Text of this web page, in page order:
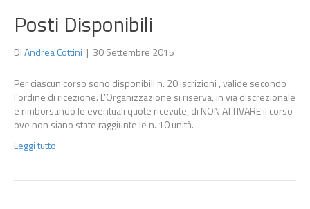
Posti Disponibili
DiAndrea Cottini | 30 Settembre 2015
Per ciascun corso sono disponibili n. 20 iscrizioni , valide secondo
l’ordine di ricezione. L’Organizzazione si riserva, in via discrezionale
e rimborsando le eventuali quote ricevute, di NON ATTIVARE il corso
ove non siano state raggiunte le n. 10 unità.
Leggi tutto